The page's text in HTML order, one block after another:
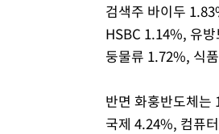
검색주 바이두
HSBC 1.14%, 유
둥물류 1.72%, 식
반면 화훙반도체
국제 4.24%, 컴퓨